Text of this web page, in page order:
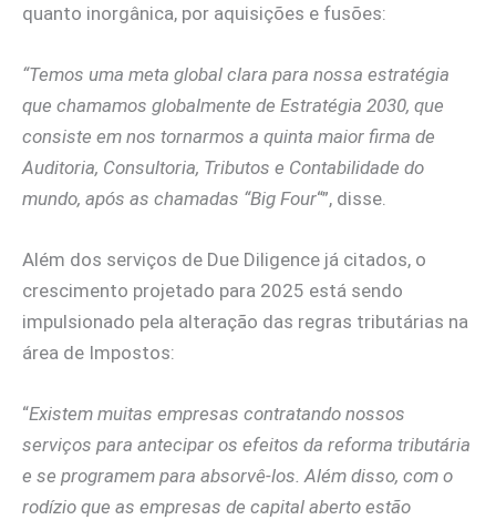
quanto inorgânica, por aquisições e fusões:
“Temos uma meta global clara para nossa estratégia
que chamamos globalmente de Estratégia 2030, que
consiste em nos tornarmos a quinta maior firma de
Auditoria, Consultoria, Tributos e Contabilidade do
mundo, após as chamadas “Big Four“”, disse.
Além dos serviços de Due Diligence já citados, o
crescimento projetado para 2025 está sendo
impulsionado pela alteração das regras tributárias na
área de Impostos:
“Existem muitas empresas contratando nossos
serviços para antecipar os efeitos da reforma tributária
e se programem para absorvê-los. Além disso, com o
rodízio que as empresas de capital aberto estão